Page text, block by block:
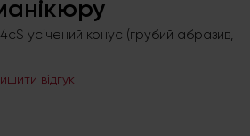
усічений конус (грубий абразив,
відгук